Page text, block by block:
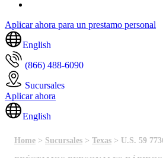
Aplicar ahora para un prestamo personal
English
(866) 488-6090
Sucursales
Aplicar ahora
English
Home > Sucursales > Texas > U.S. 59